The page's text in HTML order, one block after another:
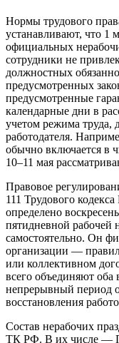
Нормы трудового
устанавливают, что 1
официальных
сотрудники не
должностных
предусмотренных
предусмотренные
календарные дни в
учетом режима труда,
работодателя.
обычно включается в
10–11 мая
Правовое
111 Трудового
определено
пятидневной рабочей
самостоятельно. Он
организации —
или коллективном
всего объединяют
непрерывный период
восстановления
Состав нерабочих
ТК РФ. В их числе —